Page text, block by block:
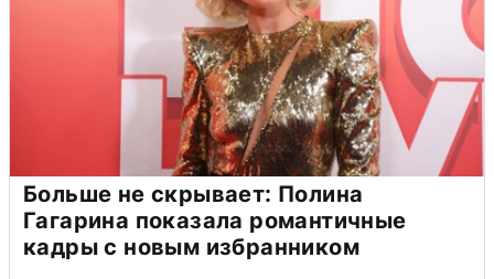
Больше не скрывает: Полина
Гагарина показала романтичные
кадры с новым избранником